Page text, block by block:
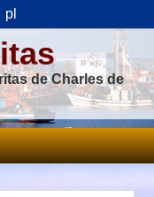
pl
de Charles de